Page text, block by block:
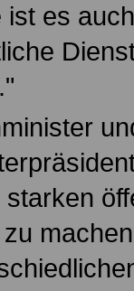
ist es
starken